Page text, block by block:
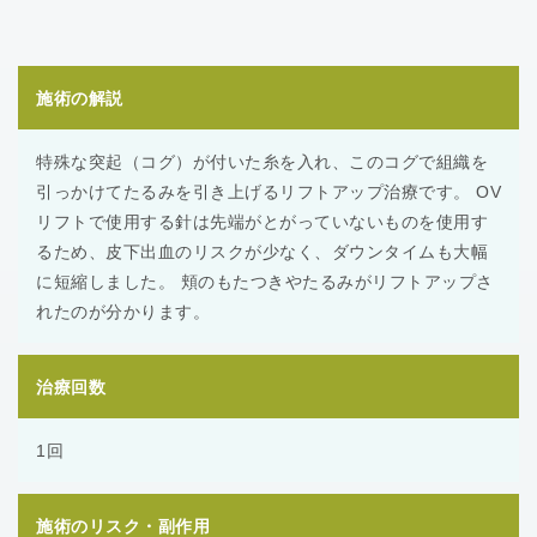
施術の解説
特殊な突起（コグ）が付いた糸を入れ、このコグで組織を
引っかけてたるみを引き上げるリフトアップ治療です。 OV
リフトで使用する針は先端がとがっていないものを使用す
るため、皮下出血のリスクが少なく、ダウンタイムも大幅
に短縮しました。 頬のもたつきやたるみがリフトアップさ
れたのが分かります。
治療回数
1回
施術のリスク・副作用